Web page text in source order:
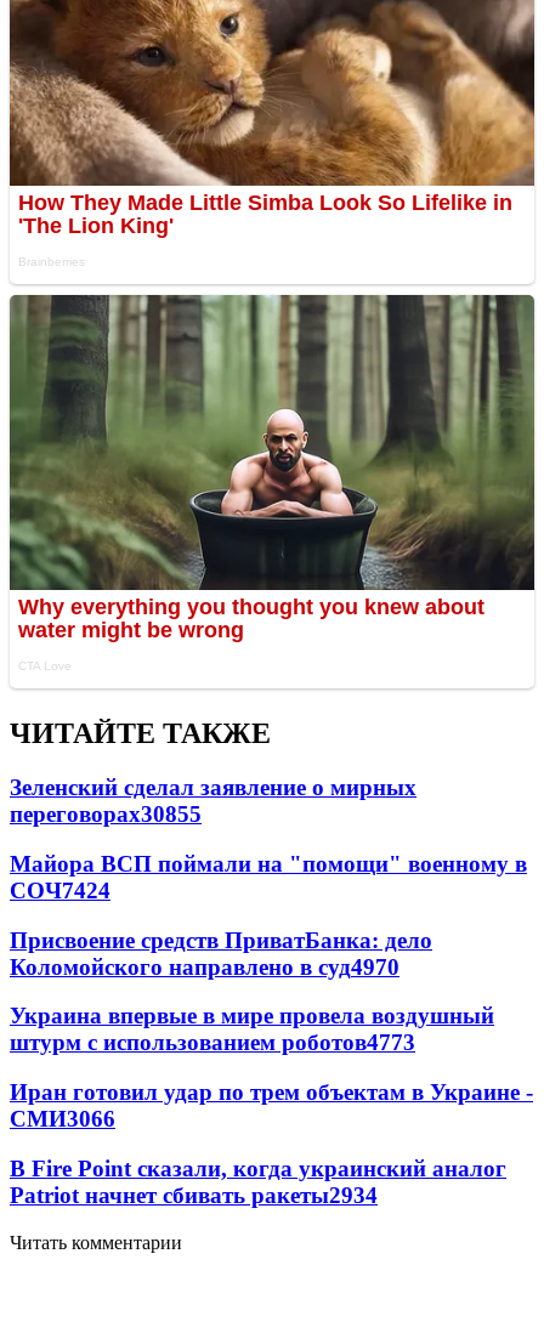
ЧИТАЙТЕ ТАКЖЕ
Зеленский сделал заявление о мирных
переговорах30855
Майора ВСП поймали на "помощи" военному в
СОЧ7424
Присвоение средств ПриватБанка: дело
Коломойского направлено в суд4970
Украина впервые в мире провела воздушный
штурм с использованием роботов4773
Иран готовил удар по трем объектам в Украине -
СМИ3066
В Fire Point сказали, когда украинский аналог
Patriot начнет сбивать ракеты2934
Читать комментарии